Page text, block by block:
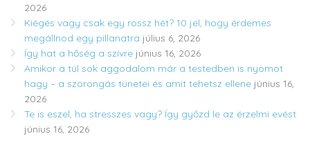
2026
Kiégés vagy csak egy rossz hét? 10 jel, hogy érdemes
megállnod egy pillanatra július 6, 2026
Így hat a hőség a szívre június 16, 2026
Amikor a túl sok aggodalom már a testedben is nyomot
hagy – a szorongás tünetei és amit tehetsz ellene június 16,
2026
Te is eszel, ha stresszes vagy? Így győzd le az érzelmi evést
június 16, 2026